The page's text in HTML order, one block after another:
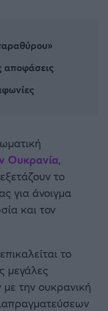
αποφάσεις
Ουκρανία,
το
για άνοιγμα
και τον
το
μεγάλες
την ουκρανική